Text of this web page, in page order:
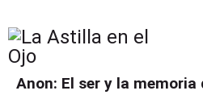
Anon: El ser y la memoria